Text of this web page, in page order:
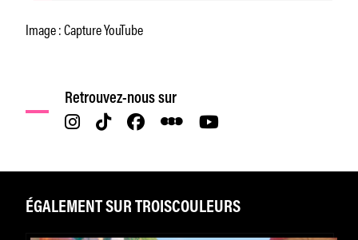
Image : Capture YouTube
Retrouvez-nous sur
ÉGALEMENT SUR TROISCOULEURS